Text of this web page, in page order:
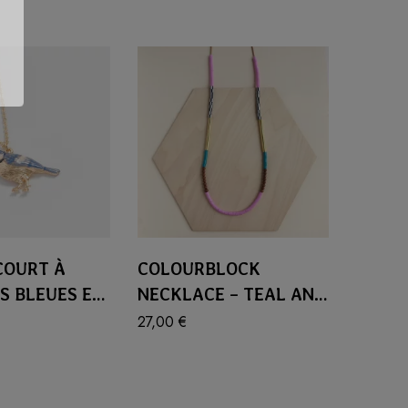
À
BLEUES EN
COLOURBLOCK
NECKLACE – TEAL AND
GRAPE
27,00 €